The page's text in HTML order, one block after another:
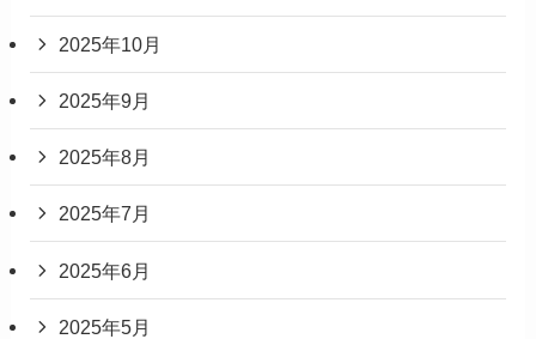
2025年10月
2025年9月
2025年8月
2025年7月
2025年6月
2025年5月